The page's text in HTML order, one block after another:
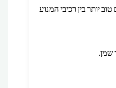
יותר בין רכיבי המנוע